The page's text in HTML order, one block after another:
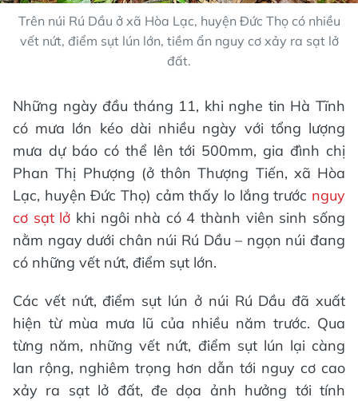
Trên núi Rú Dầu ở xã Hòa Lạc, huyện Đức Thọ có nhiều
vết nứt, điểm sụt lún lớn, tiềm ẩn nguy cơ xảy ra sạt lở
đất.
Những ngày đầu tháng 11, khi nghe tin Hà Tĩnh
có mưa lớn kéo dài nhiều ngày với tổng lượng
mưa dự báo có thể lên tới 500mm, gia đình chị
Phan Thị Phượng (ở thôn Thượng Tiến, xã Hòa
Lạc, huyện Đức Thọ) cảm thấy lo lắng trước nguy
cơ sạt lở khi ngôi nhà có 4 thành viên sinh sống
nằm ngay dưới chân núi Rú Dầu – ngọn núi đang
có những vết nứt, điểm sụt lớn.
Các vết nứt, điểm sụt lún ở núi Rú Dầu đã xuất
hiện từ mùa mưa lũ của nhiều năm trước. Qua
từng năm, những vết nứt, điểm sụt lún lại càng
lan rộng, nghiêm trọng hơn dẫn tới nguy cơ cao
xảy ra sạt lở đất, đe dọa ảnh hưởng tới tính